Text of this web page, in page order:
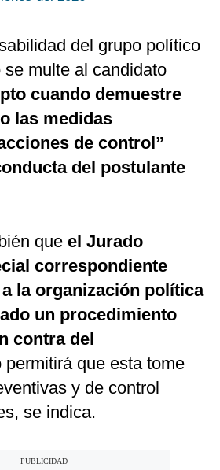
del grupo político
multe al candidato
cuando demuestre
las medidas
de control”
del postulante
que el Jurado
correspondiente
la organización política
un procedimiento
contra del
permitirá que esta tome
y de control
se indica.